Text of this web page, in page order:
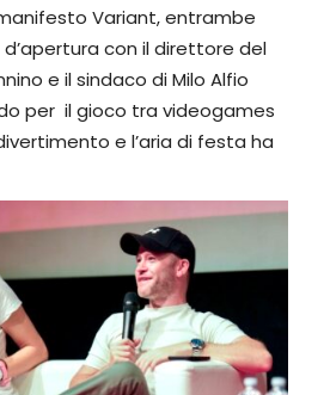
Variant, entrambe
con il direttore del
e il sindaco di Milo Alfio
per il gioco tra videogames
e l’aria di festa ha